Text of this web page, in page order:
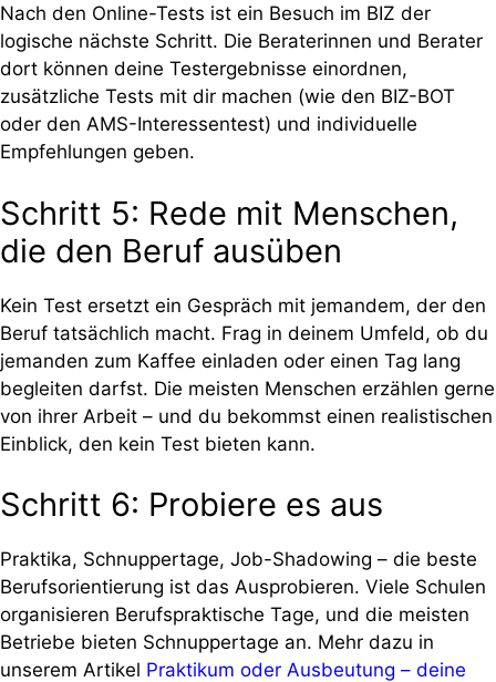
Nach den Online-Tests ist ein Besuch im BIZ der
logische nächste Schritt. Die Beraterinnen und Berater
dort können deine Testergebnisse einordnen,
zusätzliche Tests mit dir machen (wie den BIZ-BOT
oder den AMS-Interessentest) und individuelle
Empfehlungen geben.
Schritt 5: Rede mit Menschen,
die den Beruf ausüben
Kein Test ersetzt ein Gespräch mit jemandem, der den
Beruf tatsächlich macht. Frag in deinem Umfeld, ob du
jemanden zum Kaffee einladen oder einen Tag lang
begleiten darfst. Die meisten Menschen erzählen gerne
von ihrer Arbeit – und du bekommst einen realistischen
Einblick, den kein Test bieten kann.
Schritt 6: Probiere es aus
Praktika, Schnuppertage, Job-Shadowing – die beste
Berufsorientierung ist das Ausprobieren. Viele Schulen
organisieren Berufspraktische Tage, und die meisten
Betriebe bieten Schnuppertage an. Mehr dazu in
unserem Artikel Praktikum oder Ausbeutung – deine